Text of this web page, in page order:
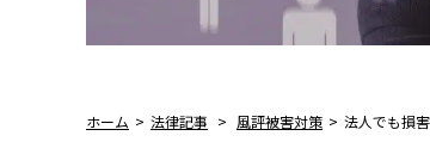
ホーム > 法律記事 > 風評被害対策 > 法人でも損